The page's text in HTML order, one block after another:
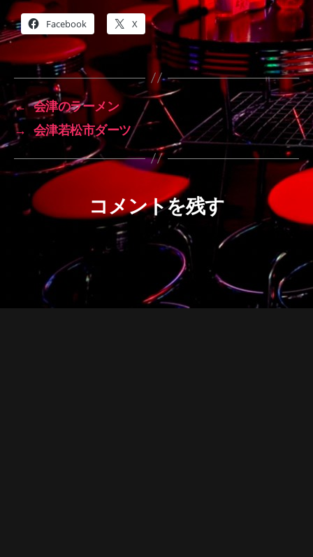
Facebook X
← 会津のラーメン
→
会津若松市ダーツ
コメントを残す